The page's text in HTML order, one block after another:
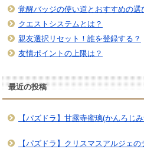
覚醒バッジの使い道とおすすめの選
クエストシステムとは？
親友選択リセット！誰を登録する？
友情ポイントの上限は？
最近の投稿
【パズドラ】甘露寺蜜璃(かんろじ
【パズドラ】クリスマスアルジェ